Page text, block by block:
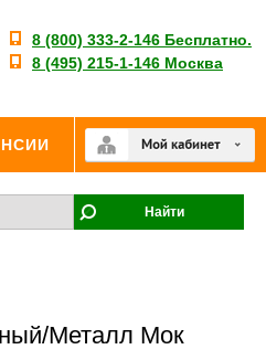
8 (800) 333-2-146 Бесплатно.
8 (495) 215-1-146 Москва
Найти
Металл Мок